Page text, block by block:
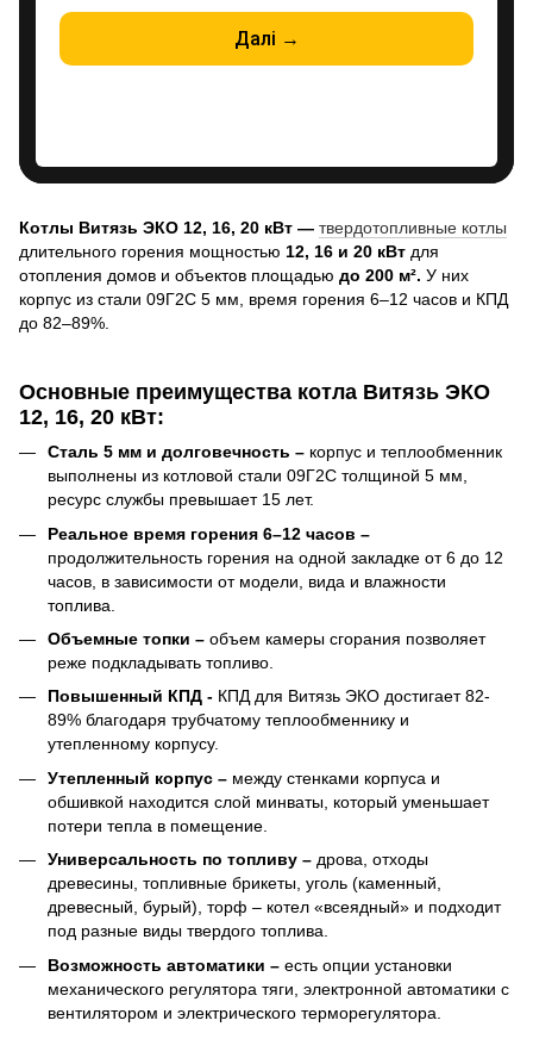
Котлы Витязь ЭКО 12, 16, 20 кВт — твердотопливные котлы
длительного горения мощностью 12, 16 и 20 кВт для
отопления домов и объектов площадью до 200 м². У них
корпус из стали 09Г2С 5 мм, время горения 6–12 часов и КПД
до 82–89%.
Основные преимущества котла Витязь ЭКО
12, 16, 20 кВт:
Сталь 5 мм и долговечность – корпус и теплообменник
выполнены из котловой стали 09Г2С толщиной 5 мм,
ресурс службы превышает 15 лет.
Реальное время горения 6–12 часов –
продолжительность горения на одной закладке от 6 до 12
часов, в зависимости от модели, вида и влажности
топлива.
Объемные топки – объем камеры сгорания позволяет
реже подкладывать топливо.
Повышенный КПД - КПД для Витязь ЭКО достигает 82-
89% благодаря трубчатому теплообменнику и
утепленному корпусу.
Утепленный корпус – между стенками корпуса и
обшивкой находится слой минваты, который уменьшает
потери тепла в помещение.
Универсальность по топливу – дрова, отходы
древесины, топливные брикеты, уголь (каменный,
древесный, бурый), торф – котел «всеядный» и подходит
под разные виды твердого топлива.
Возможность автоматики – есть опции установки
механического регулятора тяги, электронной автоматики с
вентилятором и электрического терморегулятора.